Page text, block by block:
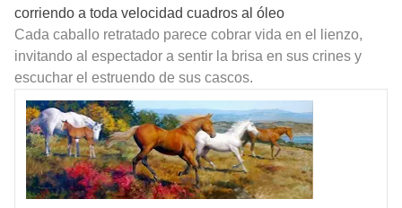
corriendo a toda velocidad cuadros al óleo
Cada caballo retratado parece cobrar vida en el lienzo,
invitando al espectador a sentir la brisa en sus crines y
escuchar el estruendo de sus cascos.